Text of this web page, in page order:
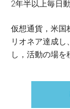
2年半以上毎日
仮想通貨，米国
リオネア達成
し，活動の場を